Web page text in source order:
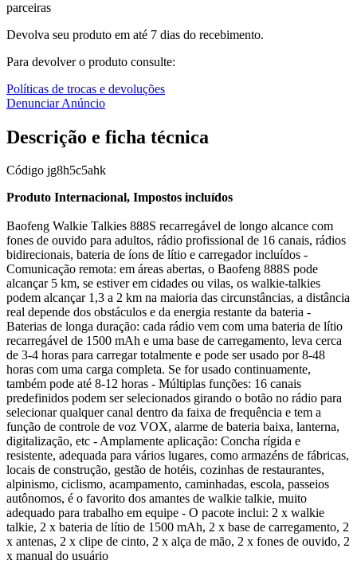
parceiras
Devolva seu produto em até 7 dias do recebimento.
Para devolver o produto consulte:
Políticas de trocas e devoluções
Denunciar Anúncio
Descrição e ficha técnica
Código jg8h5c5ahk
Produto Internacional, Impostos incluídos
Baofeng Walkie Talkies 888S recarregável de longo alcance com
fones de ouvido para adultos, rádio profissional de 16 canais, rádios
bidirecionais, bateria de íons de lítio e carregador incluídos -
Comunicação remota: em áreas abertas, o Baofeng 888S pode
alcançar 5 km, se estiver em cidades ou vilas, os walkie-talkies
podem alcançar 1,3 a 2 km na maioria das circunstâncias, a distância
real depende dos obstáculos e da energia restante da bateria -
Baterias de longa duração: cada rádio vem com uma bateria de lítio
recarregável de 1500 mAh e uma base de carregamento, leva cerca
de 3-4 horas para carregar totalmente e pode ser usado por 8-48
horas com uma carga completa. Se for usado continuamente,
também pode até 8-12 horas - Múltiplas funções: 16 canais
predefinidos podem ser selecionados girando o botão no rádio para
selecionar qualquer canal dentro da faixa de frequência e tem a
função de controle de voz VOX, alarme de bateria baixa, lanterna,
digitalização, etc - Amplamente aplicação: Concha rígida e
resistente, adequada para vários lugares, como armazéns de fábricas,
locais de construção, gestão de hotéis, cozinhas de restaurantes,
alpinismo, ciclismo, acampamento, caminhadas, escola, passeios
autônomos, é o favorito dos amantes de walkie talkie, muito
adequado para trabalho em equipe - O pacote inclui: 2 x walkie
talkie, 2 x bateria de lítio de 1500 mAh, 2 x base de carregamento, 2
x antenas, 2 x clipe de cinto, 2 x alça de mão, 2 x fones de ouvido, 2
x manual do usuário